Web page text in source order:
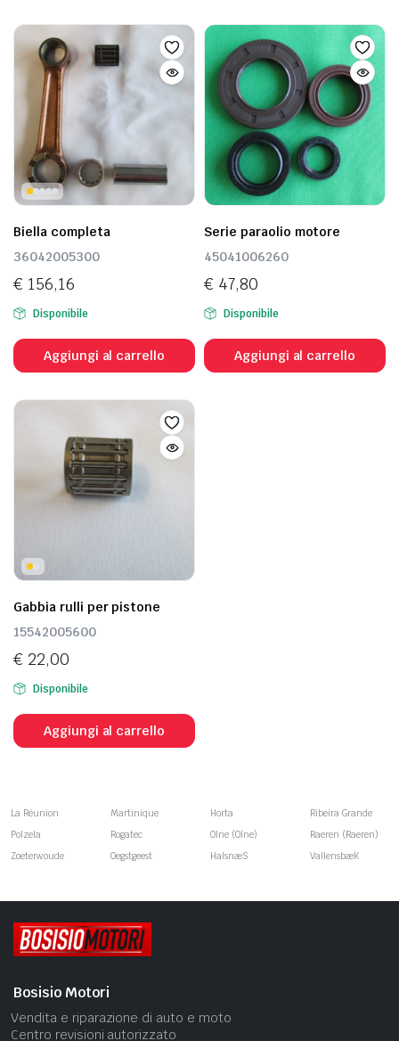
Biella completa
36042005300
€ 156,16
Disponibile
Aggiungi al carrello
Serie paraolio motore
45041006260
€ 47,80
Disponibile
Aggiungi al carrello
Gabbia rulli per pistone
15542005600
€ 22,00
Disponibile
Aggiungi al carrello
La Réunion Martinique Horta
Ribeira Grande
Polzela
Rogatec Olne (Olne)
Raeren (Raeren)
Zoeterwoude
Oegstgeest HalsnæS VallensbæK
Bosisio Motori
Vendita e riparazione di auto e moto
Centro revisioni autorizzato